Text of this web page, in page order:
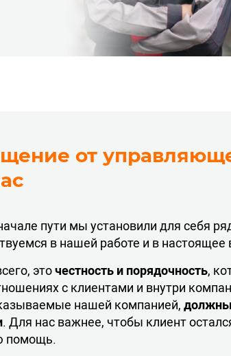
от
пути мы установили для себя
в нашей работе и в настоящее
эточестность и порядочность,
с клиентами и внутри
нашей компанией, должны
. Для нас важнее, чтобы клиент
помощь.